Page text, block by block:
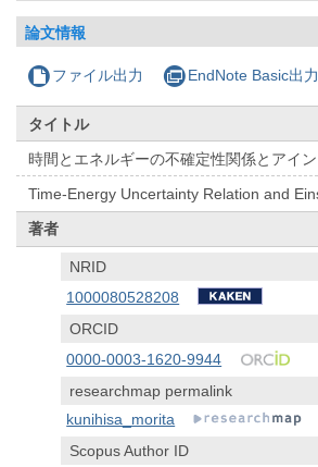
論文情報
ファイル出力 EndNote Basic出力
タイトル
時間とエネルギーの不確定性関係とアイ
Time-Energy Uncertainty Relation and
著者
NRID
1000080528208
ORCID
0000-0003-1620-9944
researchmap permalink
kunihisa_morita
Scopus Author ID